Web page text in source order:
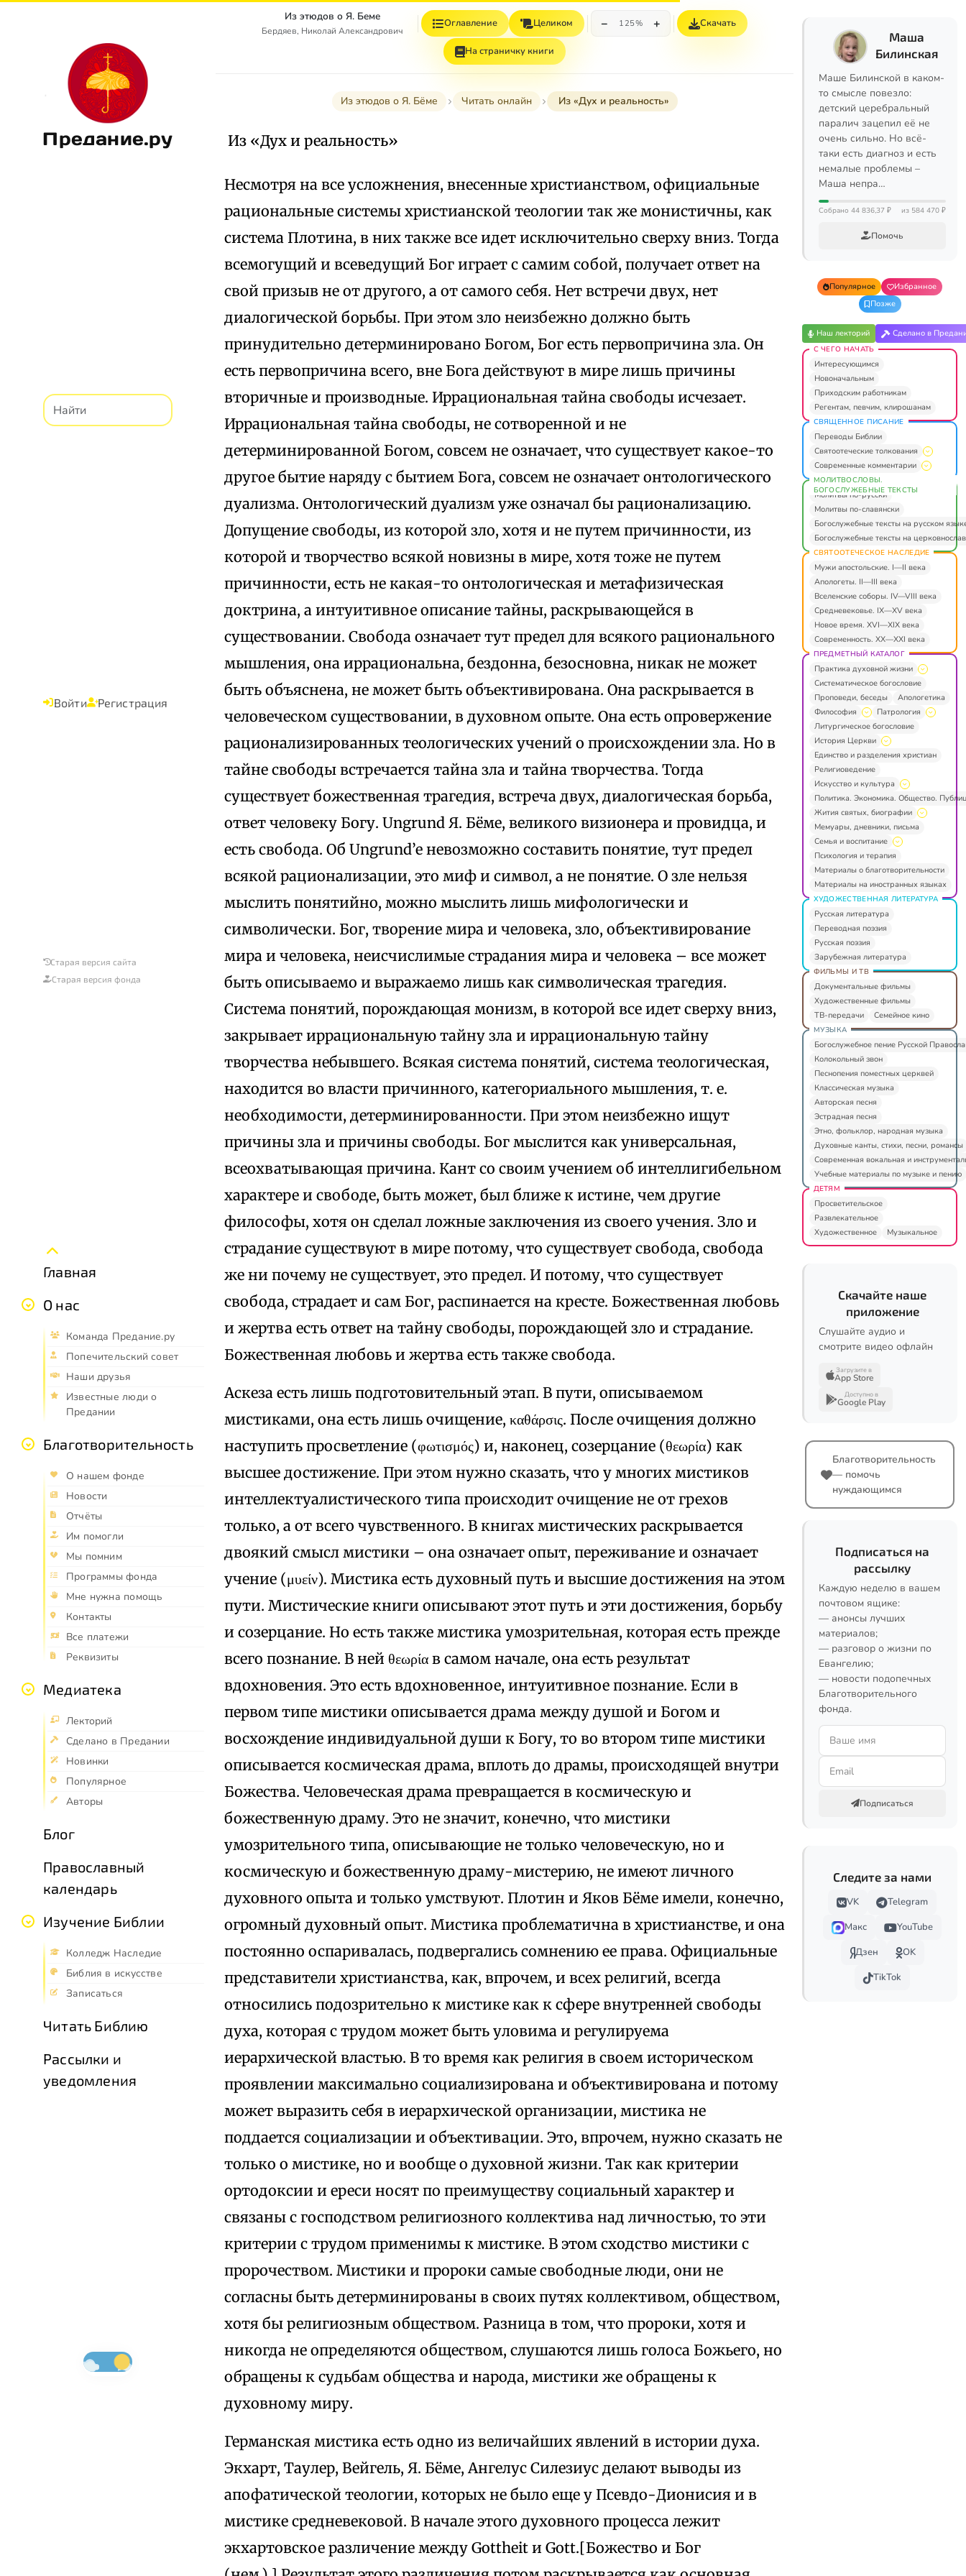
Предание.ру
Войти Регистрация
Старая версия сайта
Старая версия фонда
Главная
О нас
Команда Предание.ру
Попечительский совет
Наши друзья
Известные люди о
Предании
Благотворительность
О нашем фонде
Новости
Отчёты
Им помогли
Мы помним
Программы фонда
Мне нужна помощь
Контакты
Все платежи
Реквизиты
Медиатека
Лекторий
Сделано в Предании
Новинки
Популярное
Авторы
Блог
Православный
календарь
Изучение Библии
Колледж Наследие
Библия в искусстве
Записаться
Читать Библию
Рассылки и
уведомления
Из этюдов о Я. Беме
Бердяев, Николай Александрович
Оглавление Целиком − 125% + Скачать
На страничку книги
Из этюдов о Я. Бёме Читать онлайн Из «Дух и реальность»
Из «Дух и реальность»
Несмотря на все усложнения, внесенные христианством, официальные
рациональные системы христианской теологии так же монистичны, как
система Плотина, в них также все идет исключительно сверху вниз. Тогда
всемогущий и всеведущий Бог играет с самим собой, получает ответ на
свой призыв не от другого, а от самого себя. Нет встречи двух, нет
диалогической борьбы. При этом зло неизбежно должно быть
принудительно детерминировано Богом, Бог есть первопричина зла. Он
есть первопричина всего, вне Бога действуют в мире лишь причины
вторичные и производные. Иррациональная тайна свободы исчезает.
Иррациональная тайна свободы, не сотворенной и не
детерминированной Богом, совсем не означает, что существует какое-то
другое бытие наряду с бытием Бога, совсем не означает онтологического
дуализма. Онтологический дуализм уже означал бы рационализацию.
Допущение свободы, из которой зло, хотя и не путем причинности, из
которой и творчество всякой новизны в мире, хотя тоже не путем
причинности, есть не какая-то онтологическая и метафизическая
доктрина, а интуитивное описание тайны, раскрывающейся в
существовании. Свобода означает тут предел для всякого рационального
мышления, она иррациональна, бездонна, безосновна, никак не может
быть объяснена, не может быть объективирована. Она раскрывается в
человеческом существовании, в духовном опыте. Она есть опровержение
рационализированных теологических учений о происхождении зла. Но в
тайне свободы встречается тайна зла и тайна творчества. Тогда
существует божественная трагедия, встреча двух, диалогическая борьба,
ответ человеку Богу. Ungrund Я. Бёме, великого визионера и провидца, и
есть свобода. Об Ungrund’e невозможно составить понятие, тут предел
всякой рационализации, это миф и символ, а не понятие. О зле нельзя
мыслить понятийно, можно мыслить лишь мифологически и
символически. Бог, творение мира и человека, зло, объективирование
мира и человека, неисчислимые страдания мира и человека – все может
быть описываемо и выражаемо лишь как символическая трагедия.
Система понятий, порождающая монизм, в которой все идет сверху вниз,
закрывает иррациональную тайну зла и иррациональную тайну
творчества небывшего. Всякая система понятий, система теологическая,
находится во власти причинного, категориального мышления, т. е.
необходимости, детерминированности. При этом неизбежно ищут
причины зла и причины свободы. Бог мыслится как универсальная,
всеохватывающая причина. Кант со своим учением об интеллигибельном
характере и свободе, быть может, был ближе к истине, чем другие
философы, хотя он сделал ложные заключения из своего учения. Зло и
страдание существуют в мире потому, что существует свобода, свобода
же ни почему не существует, это предел. И потому, что существует
свобода, страдает и сам Бог, распинается на кресте. Божественная любовь
и жертва есть ответ на тайну свободы, порождающей зло и страдание.
Божественная любовь и жертва есть также свобода.
Аскеза есть лишь подготовительный этап. В пути, описываемом
мистиками, она есть лишь очищение, καθάρσις. После очищения должно
наступить просветление (φωτισμός) и, наконец, созерцание (θεωρία) как
высшее достижение. При этом нужно сказать, что у многих мистиков
интеллектуалистического типа происходит очищение не от грехов
только, а от всего чувственного. В книгах мистических раскрывается
двоякий смысл мистики – она означает опыт, переживание и означает
учение (μυείν). Мистика есть духовный путь и высшие достижения на этом
пути. Мистические книги описывают этот путь и эти достижения, борьбу
и созерцание. Но есть также мистика умозрительная, которая есть прежде
всего познание. В ней θεωρία в самом начале, она есть результат
вдохновения. Это есть вдохновенное, интуитивное познание. Если в
первом типе мистики описывается драма между душой и Богом и
восхождение индивидуальной души к Богу, то во втором типе мистики
описывается космическая драма, вплоть до драмы, происходящей внутри
Божества. Человеческая драма превращается в космическую и
божественную драму. Это не значит, конечно, что мистики
умозрительного типа, описывающие не только человеческую, но и
космическую и божественную драму-мистерию, не имеют личного
духовного опыта и только умствуют. Плотин и Яков Бёме имели, конечно,
огромный духовный опыт. Мистика проблематична в христианстве, и она
постоянно оспаривалась, подвергались сомнению ее права. Официальные
представители христианства, как, впрочем, и всех религий, всегда
относились подозрительно к мистике как к сфере внутренней свободы
духа, которая с трудом может быть уловима и регулируема
иерархической властью. В то время как религия в своем историческом
проявлении максимально социализирована и объективирована и потому
может выразить себя в иерархической организации, мистика не
поддается социализации и объективации. Это, впрочем, нужно сказать не
только о мистике, но и вообще о духовной жизни. Так как критерии
ортодоксии и ереси носят по преимуществу социальный характер и
связаны с господством религиозного коллектива над личностью, то эти
критерии с трудом применимы к мистике. В этом сходство мистики с
пророчеством. Мистики и пророки самые свободные люди, они не
согласны быть детерминированы в своих путях коллективом, обществом,
хотя бы религиозным обществом. Разница в том, что пророки, хотя и
никогда не определяются обществом, слушаются лишь голоса Божьего, но
обращены к судьбам общества и народа, мистики же обращены к
духовному миру.
Германская мистика есть одно из величайших явлений в истории духа.
Экхарт, Таулер, Вейгель, Я. Бёме, Ангелус Силезиус делают выводы из
апофатической теологии, которых не было еще у Псевдо-Дионисия и в
мистике средневековой. В начале этого духовного процесса лежит
экхартовское различение между Gottheit и Gott.[Божество и Бог
Маша
Билинская
Маше Билинской в каком-
то смысле повезло:
детский церебральный
паралич зацепил её не
очень сильно. Но всё-
таки есть диагноз и есть
немалые проблемы –
Маша непра…
Собрано 44 836,37 ₽ из 584 470 ₽
Помочь
Популярное
Избранное
Позже
Наш лекторий Сделано в
С ЧЕГО НАЧАТЬ
Интересующимся
Новоначальным
Приходским работникам
Регентам, певчим, клирошанам
СВЯЩЕННОЕ ПИСАНИЕ
Переводы Библии
Святоотеческие толкования
Современные комментарии
МОЛИТВОСЛОВЫ.
БОГОСЛУЖЕБНЫЕ ТЕКСТЫ
Молитвы по-русски
Молитвы по-славянски
Богослужебные тексты на русском
Богослужебные тексты на
СВЯТООТЕЧЕСКОЕ НАСЛЕДИЕ
Мужи апостольские. I—II века
Апологеты. II—III века
Вселенские соборы. IV—VIII века
Средневековье. IX—XV века
Новое время. XVI—XIX века
Современность. XX—XXI века
ПРЕДМЕТНЫЙ КАТАЛОГ
Практика духовной жизни
Систематическое богословие
Проповеди, беседы
Апологетика
Философия
Патрология
Литургическое богословие
История Церкви
Единство и разделения христиан
Религиоведение
Искусство и культура
Политика. Экономика. Общество.
Жития святых, биографии
Мемуары, дневники, письма
Семья и воспитание
Психология и терапия
Материалы о благотворительности
Материалы на иностранных языках
ХУДОЖЕСТВЕННАЯ ЛИТЕРАТУРА
Русская литература
Переводная поэзия
Русская поэзия
Зарубежная литература
ФИЛЬМЫ И ТВ
Документальные фильмы
Художественные фильмы
ТВ-передачи
Семейное кино
МУЗЫКА
Богослужебное пение Русской
Колокольный звон
Песнопения поместных церквей
Классическая музыка
Авторская песня
Эстрадная песня
Этно, фольклор, народная музыка
Духовные канты, стихи, песни, романсы
Современная вокальная и
Учебные материалы по музыке и пению
ДЕТЯМ
Просветительское
Развлекательное
Художественное
Музыкальное
Скачайте наше
приложение
Слушайте аудио и
смотрите видео офлайн
Загрузите в
App Store
Доступно в
Google Play
Благотворительность
— помочь
нуждающимся
Подписаться на
рассылку
Каждую неделю в вашем
почтовом ящике:
— анонсы лучших
материалов;
— разговор о жизни по
Евангелию;
— новости подопечных
Благотворительного
фонда.
Подписаться
Следите за нами
VK
Telegram
Макс
YouTube
Дзен
OK
TikTok